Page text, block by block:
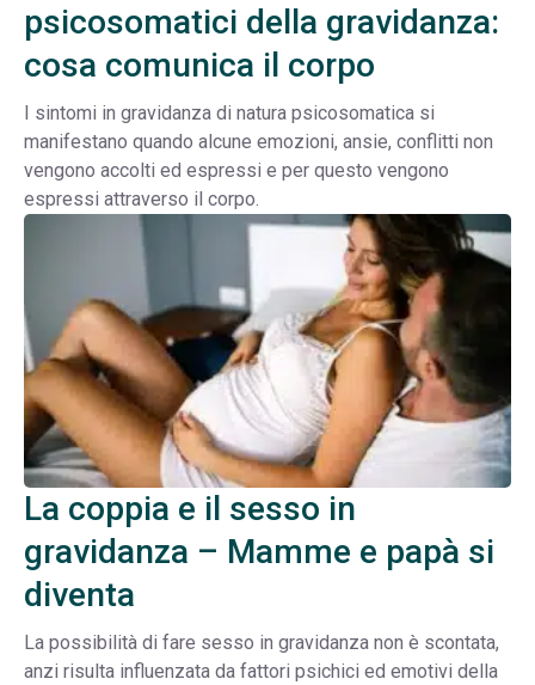
psicosomatici della gravidanza:
cosa comunica il corpo
I sintomi in gravidanza di natura psicosomatica si
manifestano quando alcune emozioni, ansie, conflitti non
vengono accolti ed espressi e per questo vengono
espressi attraverso il corpo.
La coppia e il sesso in
gravidanza – Mamme e papà si
diventa
La possibilità di fare sesso in gravidanza non è scontata,
anzi risulta influenzata da fattori psichici ed emotivi della